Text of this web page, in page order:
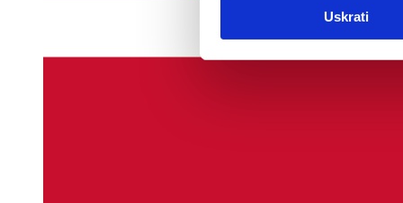
Uskrati